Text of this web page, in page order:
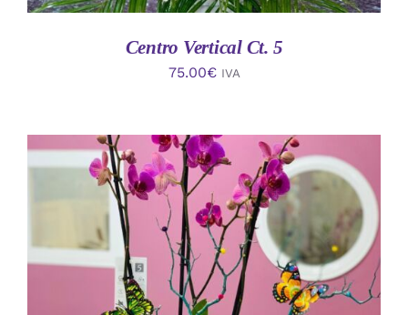
Centro Vertical Ct. 5
75.00€ IVA
AÑADIR AL CARRITO